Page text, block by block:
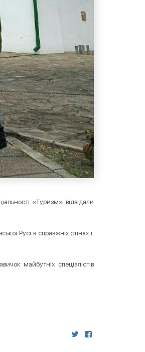
«Туризм» відвідали
Русі в справжніх стінах і,
майбутніх спеціалістів